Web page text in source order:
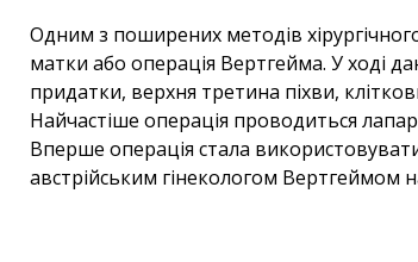
Одним з поширених методів
матки або операція Вертгейма. У ході
придатки, верхня третина піхви,
Найчастіше операція проводиться
Вперше операція стала
австрійським гінекологом Вертгеймом